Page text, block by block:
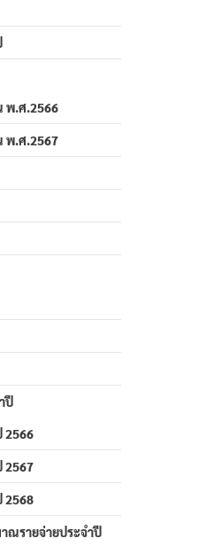
พ.ศ.2566
พ.ศ.2567
ปี
2566
2567
2568
ณรายจ่ายประจำปี